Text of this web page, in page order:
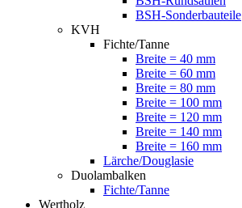
BSH-Sonderbauteile
KVH
Fichte/Tanne
Breite = 40 mm
Breite = 60 mm
Breite = 80 mm
Breite = 100 mm
Breite = 120 mm
Breite = 140 mm
Breite = 160 mm
Lärche/Douglasie
Duolambalken
Fichte/Tanne
Wertholz